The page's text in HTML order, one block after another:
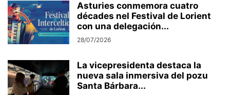
Asturies conmemora cuatro
décades nel Festival de Lorient
con una delegación...
28/07/2026
La vicepresidenta destaca la
nueva sala inmersiva del pozu
Santa Bárbara...